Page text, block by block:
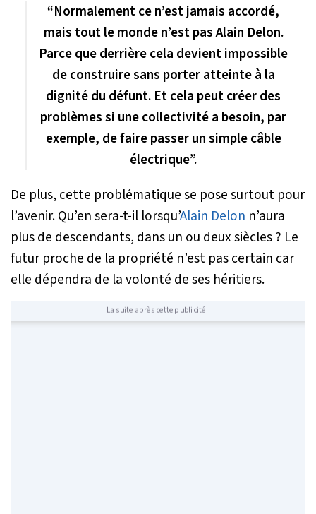
“Normalement ce n’est jamais accordé,
mais tout le monde n’est pas Alain Delon.
Parce que derrière cela devient impossible
de construire sans porter atteinte à la
dignité du défunt. Et cela peut créer des
problèmes si une collectivité a besoin, par
exemple, de faire passer un simple câble
électrique”.
De plus, cette problématique se pose surtout pour
l’avenir. Qu’en sera-t-il lorsqu’Alain Delon n’aura
plus de descendants, dans un ou deux siècles ? Le
futur proche de la propriété n’est pas certain car
elle dépendra de la volonté de ses héritiers.
La suite après cette publicité